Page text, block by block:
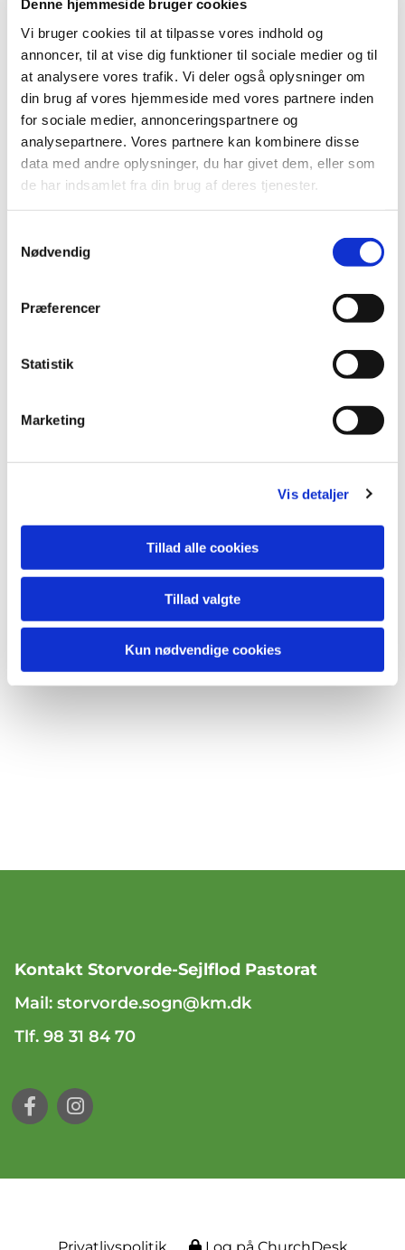
Denne hjemmeside bruger cookies
Vi bruger cookies til at tilpasse vores indhold og
annoncer, til at vise dig funktioner til sociale medier og til
at analysere vores trafik. Vi deler også oplysninger om
din brug af vores hjemmeside med vores partnere inden
for sociale medier, annonceringspartnere og
analysepartnere. Vores partnere kan kombinere disse
data med andre oplysninger, du har givet dem, eller som
de har indsamlet fra din brug af deres tjenester.
Nødvendig
Præferencer
Statistik
Marketing
Vis detaljer
Tillad alle cookies
Tillad valgte
Kun nødvendige cookies
Du vil måske også kunne lide...
Kontakt Storvorde-Sejlflod Pastorat
Mail: storvorde.sogn@km.dk
Tlf. 98 31 84 70